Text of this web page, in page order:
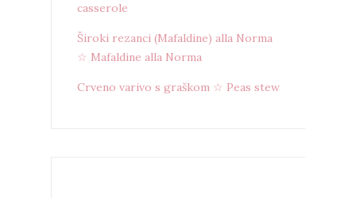
casserole
Široki rezanci (Mafaldine) alla Norma
☆ Mafaldine alla Norma
Crveno varivo s graškom ☆ Peas stew